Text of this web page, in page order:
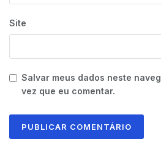
Site
Salvar meus dados neste
vez que eu comentar.